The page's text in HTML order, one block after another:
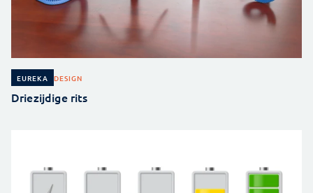
EUREKA DESIGN
Driezijdige rits